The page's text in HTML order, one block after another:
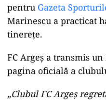
pentru Gazeta
Marinescu a practicat
tinerețe.
FC Argeș a transmis
pagina oficială a
„Clubul FC Argeș